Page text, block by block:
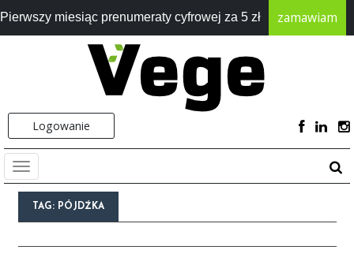
Pierwszy miesiąc prenumeraty cyfrowej za 5 zł zamawiam
Logowanie
TAG: PÓJDŹKA